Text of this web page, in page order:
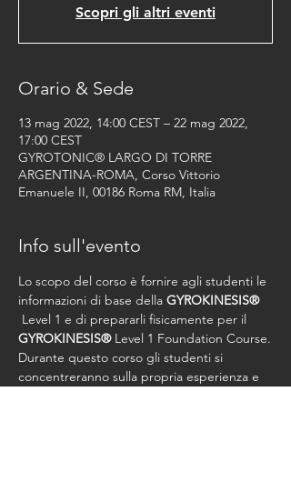
Scopri gli altri eventi
Orario & Sede
13 mag 2022, 14:00 CEST – 22 mag 2022,
17:00 CEST
GYROTONIC® LARGO DI TORRE
ARGENTINA-ROMA, Corso Vittorio
Emanuele II, 00186 Roma RM, Italia
Info sull'evento
Lo scopo del corso è fornire agli studenti le
informazioni di base della GYROKINESIS®
Level 1 e di prepararli fisicamente per il
GYROKINESIS® Level 1 Foundation Course.
Durante questo corso gli studenti si
concentreranno sulla propria esperienza e